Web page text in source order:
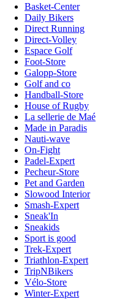
Basket-Center
Daily Bikers
Direct Running
Direct-Volley
Espace Golf
Foot-Store
Galopp-Store
Golf and co
Handball-Store
House of Rugby
La sellerie de Maé
Made in Paradis
Nauti-wave
On-Fight
Padel-Expert
Pecheur-Store
Pet and Garden
Slowood Interior
Smash-Expert
Sneak'In
Sneakids
Sport is good
Trek-Expert
Triathlon-Expert
TripNBikers
Vélo-Store
Winter-Expert